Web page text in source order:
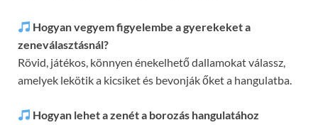
Hogyan vegyem figyelembe a gyerekeket a
zeneválasztásnál?
Rövid, játékos, könnyen énekelhető dallamokat válassz,
amelyek lekötik a kicsiket és bevonják őket a hangulatba.
Hogyan lehet a zenét a borozás hangulatához